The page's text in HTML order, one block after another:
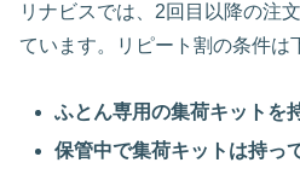
リナビスでは、2回目以降の注
ています。リピート割の条件は
ふとん専用の集荷キットを
保管中で集荷キットは持っ